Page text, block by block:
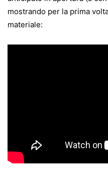
mostrando per la prima
materiale: